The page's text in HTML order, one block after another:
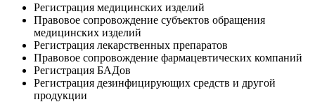
Регистрация медицинских изделий
Правовое сопровождение субъектов обращения
медицинских изделий
Регистрация лекарственных препаратов
Правовое сопровождение фармацевтических компаний
Регистрация БАДов
Регистрация дезинфицирующих средств и другой
продукции